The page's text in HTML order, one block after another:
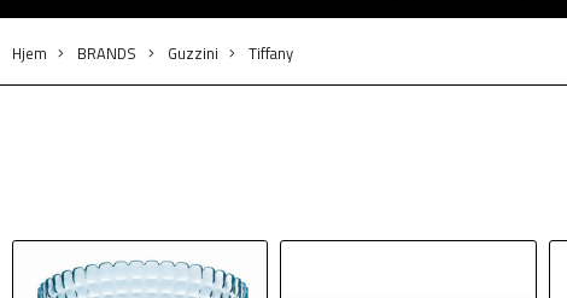
Hjem BRANDS Guzzini Tiffany